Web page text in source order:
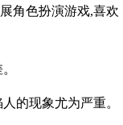
角色扮演游戏,喜欢
的现象尤为严重。